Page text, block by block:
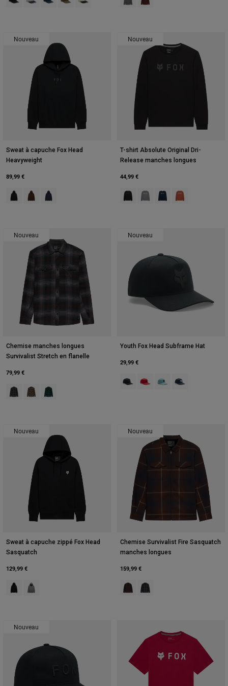
Nouveau
Sweat à capuche Fox Head
Heavyweight
89,99 €
Product swatch type of Noir.
Product swatch type of Café.
Product swatch type of Bleu minuit.
Nouveau
T-shirt Absolute Original Dri-
Release manches longues
44,99 €
Product swatch type of Noir.
Product swatch type of
Product swatch type
Product swatch
Nouveau
Chemise manches longues
Survivalist Stretch en flanelle
79,99 €
Product swatch type of Noir.
Product swatch type of Brun Sucre.
Product swatch type of Deep Fern.
Nouveau
Youth Fox Head Subframe Hat
29,99 €
Product swatch type of Noir.
Product swatch type of
Product swatch type
Product swatch
Nouveau
Sweat à capuche zippé Fox Head
Sasquatch
129,99 €
Product swatch type of Noir.
Product swatch type of Gris graphite chiné.
Nouveau
Chemise Survivalist Fire Sasquatch
manches longues
159,99 €
Product swatch type of Marron
Product swatch type of Gris
Nouveau